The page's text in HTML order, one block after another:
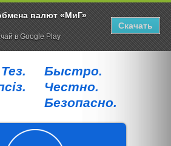
Тез.
Быстро.
Честно.
Безопасно.
валют «МиГ»
в Google Play
Скачать